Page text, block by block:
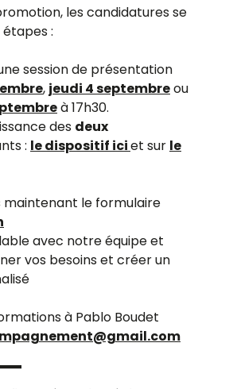
les candidatures se
:
session de présentation
, jeudi 4 septembreou
à 17h30.
des deux
: le dispositif iciet sur le
maintenant le formulaire
avec notre équipe et
vos besoins et créer un
à Pablo Boudet